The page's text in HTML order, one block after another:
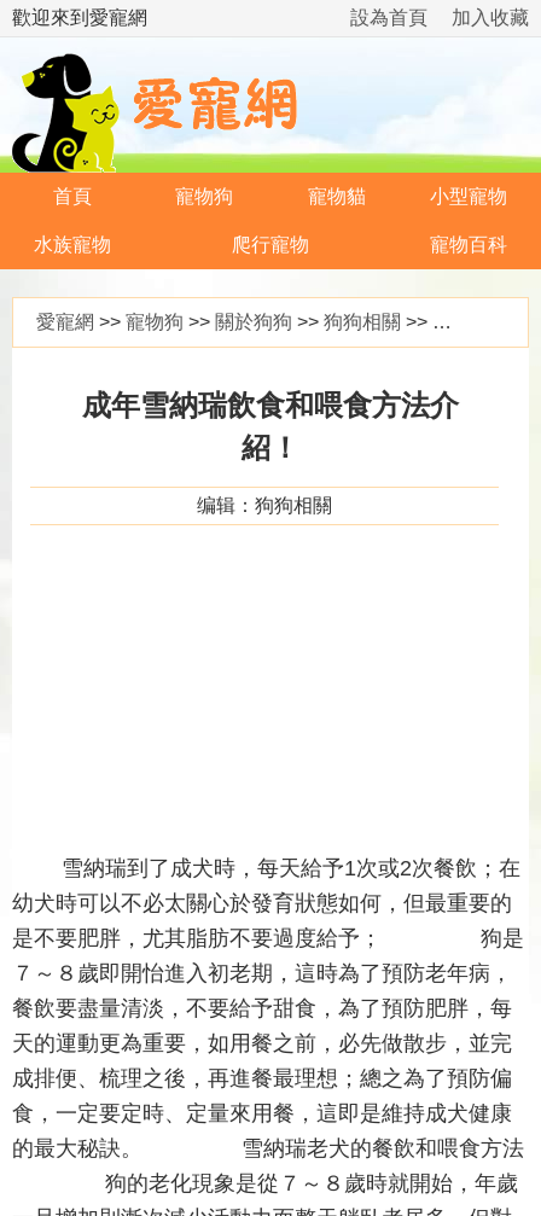
歡迎來到愛寵網 加入收藏
設為首頁
首頁 寵物狗 寵物貓 小型寵物
水族寵物 爬行寵物 寵物百科
愛寵網 >> 寵物狗 >> 關於狗狗 >> 狗狗相關 >> 成年雪納瑞飲食和喂食方法介紹！
成年雪納瑞飲食和喂食方法介
紹！
编辑：狗狗相關
雪納瑞到了成犬時，每天給予1次或2次餐飲；在
幼犬時可以不必太關心於發育狀態如何，但最重要的
是不要肥胖，尤其脂肪不要過度給予； 狗是
７～８歲即開怡進入初老期，這時為了預防老年病，
餐飲要盡量清淡，不要給予甜食，為了預防肥胖，每
天的運動更為重要，如用餐之前，必先做散步，並完
成排便、梳理之後，再進餐最理想；總之為了預防偏
食，一定要定時、定量來用餐，這即是維持成犬健康
的最大秘訣。 雪納瑞老犬的餐飲和喂食方法
狗的老化現象是從７～８歲時就開始，年歲